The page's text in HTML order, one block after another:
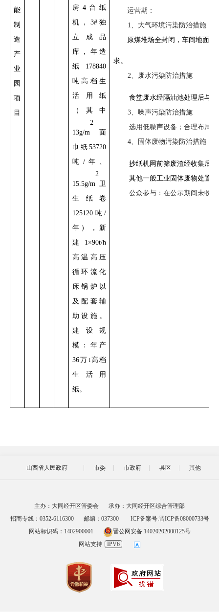
能
制
造
产
业
园
项
目
房4台纸
机
， 3#独
立成品
库
， 年 造
纸178840
吨高档生
活用纸
（其中
13g/m
2
面
巾纸53720
吨/年、
15.5g/m
2
卫
生纸卷
125120吨/
年）
， 新
建1×90t/h
高温高压
循环流化
床锅炉以
及配套辅
助设施。
建设规
模： 年产
36万t高档
生活用
纸。
运营期：
1、大气环境污染防治措施
原煤堆场全封闭 ，车间地面全
求。
2、废水污染防治措施
食堂废水经隔油池处理后与
3、噪声污染防治措施
选用低噪声设备 ；合理布局，
4、固体废物污染防治措施
抄纸机网前筛废渣经收集后
其他一般工业固体废物处置
公众参与：在公示期间未收
山西省人民政府 市委 市政府 县区 其他
主办：大同经开区管委会
承办：大同经开区综合管理部
招商专线：0352-6116300
邮编：037300
ICP备案号:晋ICP备08000733号
网站标识码：1402900001
晋公网安备 14020202000125号
网站支持
IPV6